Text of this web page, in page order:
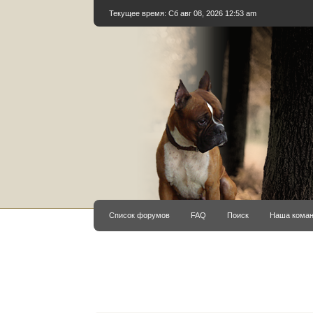
Текущее время: Сб авг 08, 2026 12:53 am
Список форумов FAQ Поиск Наша